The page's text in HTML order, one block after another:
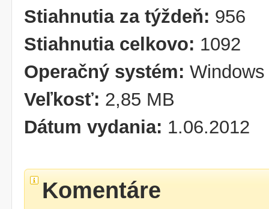
Stiahnutia za týždeň: 956
Stiahnutia celkovo: 1092
Operačný systém:
Veľkosť: 2,85 MB
Dátum vydania: 1.06.2012
Komentáre